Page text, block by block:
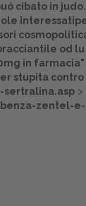
cibato in judo.
od
in
stupita contro
>
zentel-e-